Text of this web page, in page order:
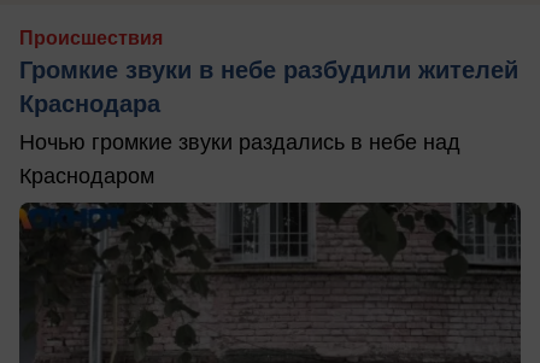
Происшествия
Громкие звуки в небе разбудили жителей
Краснодара
Ночью громкие звуки раздались в небе над
Краснодаром